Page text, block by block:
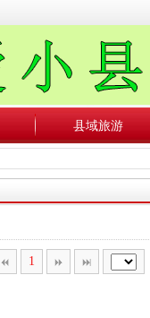
县域旅游
1